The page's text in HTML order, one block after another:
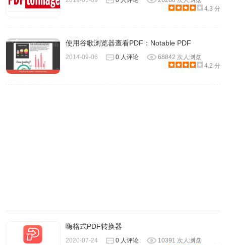
5、比如点击将图像附加到PDF文件按钮后会出现下图，选
择添加文件和图像后在选择图像的添加地点即可。
4.3 分
使用谷歌浏览器查看PDF：Notable PDF
2014-09-06 0 人评论
68842 次人浏览
4.2 分
嗨格式PDF转换器
2020-07-24 0 人评论
10391 次人浏览